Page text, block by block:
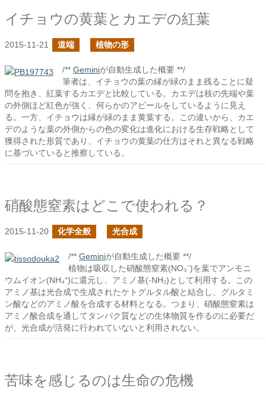
イチョウの黄葉とカエデの紅葉
2015-11-21 道端 植物の形
/** Geminiが自動生成した概要 **/
筆者は、イチョウの葉の縁が緑のまま残ることに疑
問を抱き、紅葉するカエデと比較している。カエデは枝の先端や葉
の外側ほど紅色が強く、何らかのアピールをしているように見え
る。一方、イチョウは縁が緑のまま黄葉する。この違いから、カエ
デのような葉の外側からの色の変化は進化における生存戦略として
獲得された形質であり、イチョウの黄葉の仕方はそれと異なる戦略
に基づいていると推察している。
硝酸態窒素はどこで使われる？
2015-11-20 化学全般 光合成
/** Geminiが自動生成した概要 **/
植物は吸収した硝酸態窒素(NO₃⁻)を葉でアンモニ
ウムイオン(NH₄⁺)に還元し、アミノ基(-NH₂)として利用する。この
アミノ基は光合成で生成されたケトグルタル酸と結合し、グルタミ
ン酸などのアミノ酸を合成する材料となる。つまり、硝酸態窒素は
アミノ酸合成を通してタンパク質などの生体物質を作るのに必要だ
が、光合成が活発に行われていないと利用されない。
苦味を感じるのは生命の危機